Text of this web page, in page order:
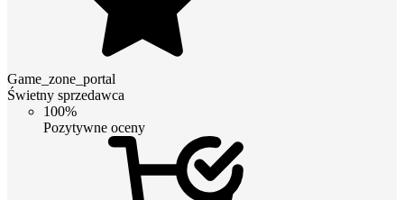
Game_zone_portal
Świetny sprzedawca
100%
Pozytywne oceny